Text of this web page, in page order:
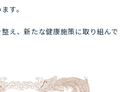
す。
え、新たな健康施策に取り組んで